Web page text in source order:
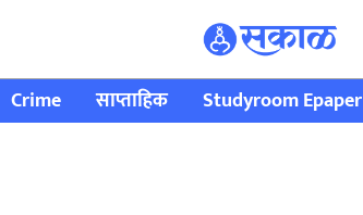
Crime साप्ताहिक Studyroom Epaper